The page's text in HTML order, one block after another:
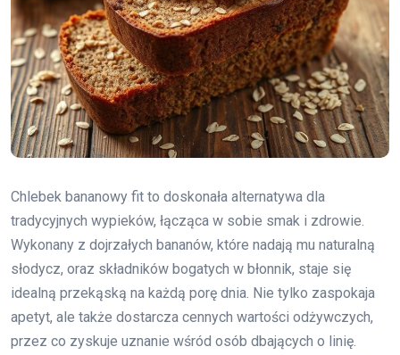
Chlebek bananowy fit to doskonała alternatywa dla
tradycyjnych wypieków, łącząca w sobie smak i zdrowie.
Wykonany z dojrzałych bananów, które nadają mu naturalną
słodycz, oraz składników bogatych w błonnik, staje się
idealną przekąską na każdą porę dnia. Nie tylko zaspokaja
apetyt, ale także dostarcza cennych wartości odżywczych,
przez co zyskuje uznanie wśród osób dbających o linię.